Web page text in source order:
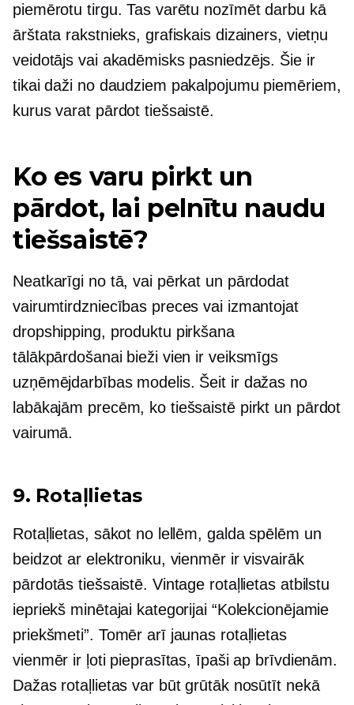
piemērotu tirgu. Tas varētu nozīmēt darbu kā
ārštata rakstnieks, grafiskais dizainers, vietņu
veidotājs vai akadēmisks pasniedzējs. Šie ir
tikai daži no daudziem pakalpojumu piemēriem,
kurus varat pārdot tiešsaistē.
Ko es varu pirkt un
pārdot, lai pelnītu naudu
tiešsaistē?
Neatkarīgi no tā, vai pērkat un pārdodat
vairumtirdzniecības preces vai izmantojat
dropshipping, produktu pirkšana
tālākpārdošanai bieži vien ir veiksmīgs
uzņēmējdarbības modelis. Šeit ir dažas no
labākajām precēm, ko tiešsaistē pirkt un pārdot
vairumā.
9. Rotaļlietas
Rotaļlietas, sākot no lellēm, galda spēlēm un
beidzot ar elektroniku, vienmēr ir visvairāk
pārdotās tiešsaistē. Vintage rotaļlietas atbilstu
iepriekš minētajai kategorijai “Kolekcionējamie
priekšmeti”. Tomēr arī jaunas rotaļlietas
vienmēr ir ļoti pieprasītas, īpaši ap brīvdienām.
Dažas rotaļlietas var būt grūtāk nosūtīt nekā